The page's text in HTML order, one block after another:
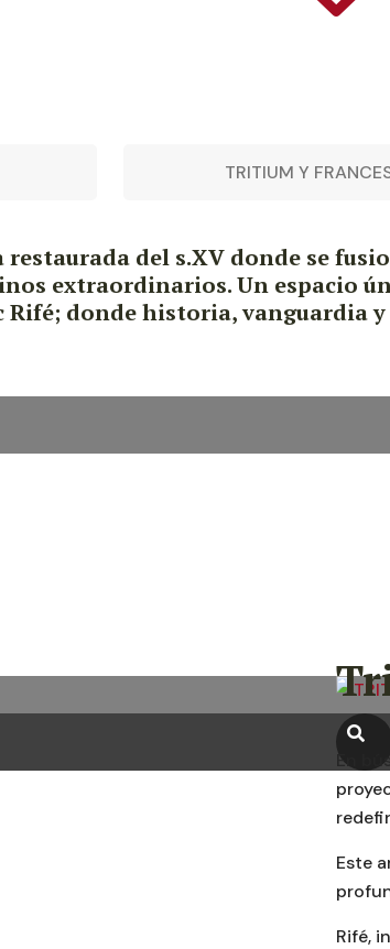
TRITIUM Y
restaurada del s.XV donde se
extraordinarios. Un espacio
donde historia, vanguardia
En
Este
Rifé,